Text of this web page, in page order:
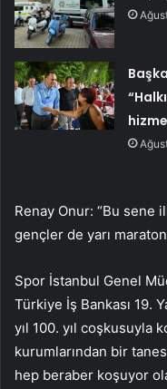
Renay Onur: “Bu sene
gençler de yarı
Spor İstanbul Genel
Türkiye İş Bankası 19.
yıl 100. yıl coşkusuyla
kurumlarından bir
hep beraber koşuyor